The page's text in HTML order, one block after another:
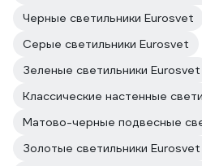
Черные светильники Eurosvet
Серые светильники Eurosvet
Зеленые светильники Eurosvet
Классические настенные
Матово-черные подвесные
Золотые светильники Eurosvet